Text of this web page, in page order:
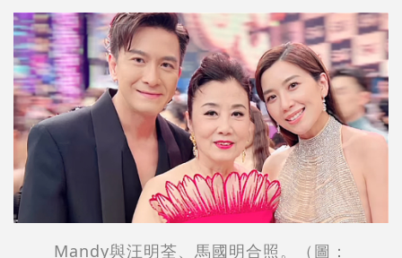
Mandy與汪明荃、馬國明合照。（圖：